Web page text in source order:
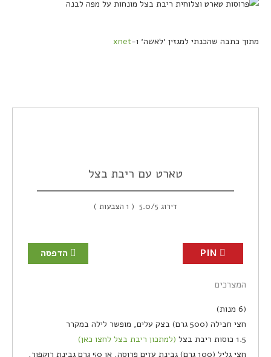
מתוך כתבה שהכנתי למגזין ׳לאשה׳ ו-xnet
טארט עם ריבת בצל
דירוג 5.0/5
(
1 הצבעות )
הדפסה
המצרכים
(6 מנות)
חצי חבילה (500 גרם) בצק עלים, מופשר לילה במקרר
1.5 כוסות ריבת בצל
(למתכון ריבת בצל לחצו כאן)
חצי גליל (100 גרם) גבינת עזים פרוסה, או 50 גרם גבינת רוקפור,